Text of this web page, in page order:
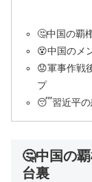
🤔中国の覇
😵中国のメ
😟軍事作戦
プ
😴習近平の
🤔中国の
台裏